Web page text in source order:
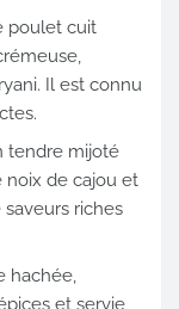
poulet cuit
Il est connu
tendre mijoté
noix de cajou et
riches
hachée,
et servie